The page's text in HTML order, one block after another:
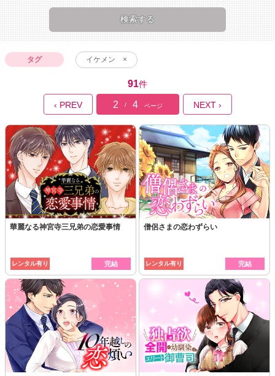
タグ イケメン ×
91件
‹ PREV 2 / 4 ページ NEXT ›
華麗なる神宮寺三兄弟の恋愛事情
レンタル有り 完結
僧侶さまの恋わずらい
レンタル有り 完結